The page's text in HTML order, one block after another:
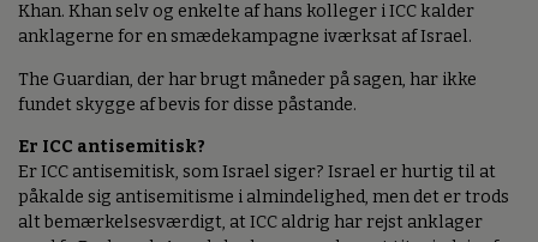
Khan. Khan selv og enkelte af hans kolleger i ICC kalder
anklagerne for en smædekampagne iværksat af Israel.
The Guardian, der har brugt måneder på sagen, har ikke
fundet skygge af bevis for disse påstande.
Er ICC antisemitisk?
Er ICC antisemitisk, som Israel siger? Israel er hurtig til at
påkalde sig antisemitisme i almindelighed, men det er trods
alt bemærkelsesværdigt, at ICC aldrig har rejst anklager